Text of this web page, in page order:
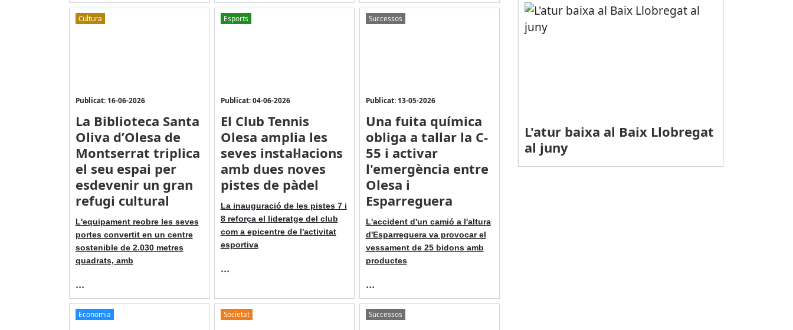
Cultura
Publicat: 16-06-2026
La Biblioteca Santa
Oliva d’Olesa de
Montserrat triplica
el seu espai per
esdevenir un gran
refugi cultural
L'equipament reobre les seves
portes convertit en un centre
sostenible de 2.030 metres
quadrats, amb
...
Esports
Publicat: 04-06-2026
El Club Tennis
Olesa amplia les
seves instal·lacions
amb dues noves
pistes de pàdel
La inauguració de les pistes 7 i
8 reforça el lideratge del club
com a epicentre de l'activitat
esportiva
...
Successos
Publicat: 13-05-2026
Una fuita química
obliga a tallar la C-
55 i activar
l'emergència entre
Olesa i
Esparreguera
L'accident d'un camió a l'altura
d'Esparreguera va provocar el
vessament de 25 bidons amb
productes
...
Economia Societat Successos
L'atur baixa al Baix Llobregat
al juny